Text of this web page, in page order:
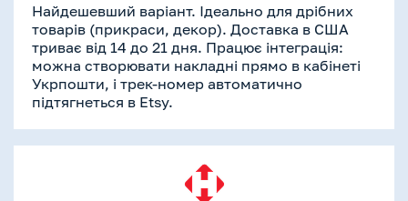
Найдешевший варіант. Ідеально для дрібних
товарів (прикраси, декор). Доставка в США
триває від 14 до 21 дня. Працює інтеграція:
можна створювати накладні прямо в кабінеті
Укрпошти, і трек-номер автоматично
підтягнеться в Etsy.